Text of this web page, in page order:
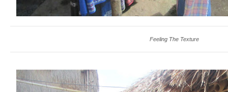
Feeling The Texture